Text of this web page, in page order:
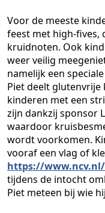
Voor de meeste
feest met high-fives,
kruidnoten. Ook
weer veilig
namelijk een
Piet deelt
kinderen met een
zijn dankzij sponsor
waardoor
wordt voorkomen.
vooraf een vlag of
https://
tijdens de intocht
Piet meteen bij wie